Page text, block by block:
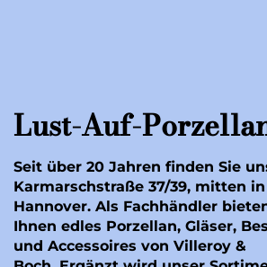
Lust-Auf-
Seit über 20 Jahren finden Sie
Karmarschstraße 37/39, mitten in
Hannover. Als Fachhändler
Ihnen edles Porzellan, Gläser,
und Accessoires von Villeroy &